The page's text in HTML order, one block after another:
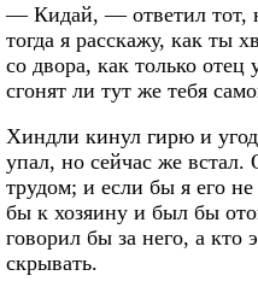
— Кидай, — ответил тот,
тогда я расскажу, как ты
со двора, как только
сгонят ли тут же тебя
Хиндли кинул гирю и
упал, но сейчас же
трудом; и если бы я его
бы к хозяину и был бы
говорил бы за него, а кто
скрывать.